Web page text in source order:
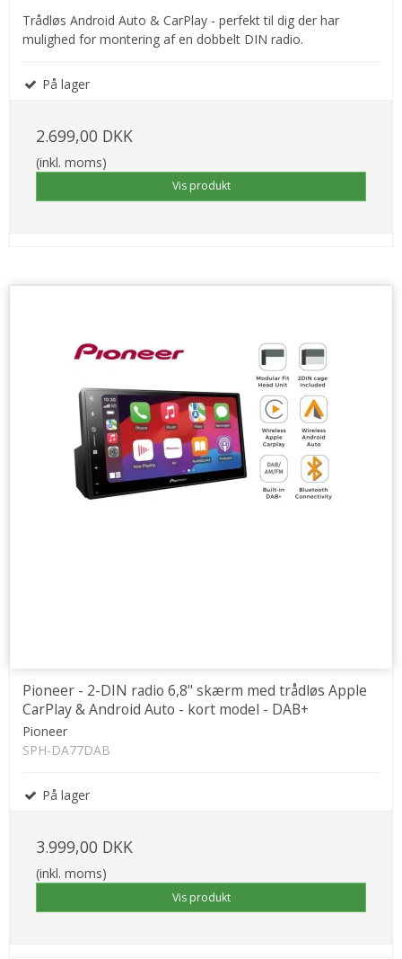
Trådløs Android Auto & CarPlay - perfekt til dig der har
mulighed for montering af en dobbelt DIN radio.
På lager
2.699,00 DKK
(inkl. moms)
Vis produkt
Pioneer - 2-DIN radio 6,8" skærm med trådløs Apple
CarPlay & Android Auto - kort model - DAB+
Pioneer
SPH-DA77DAB
På lager
3.999,00 DKK
(inkl. moms)
Vis produkt